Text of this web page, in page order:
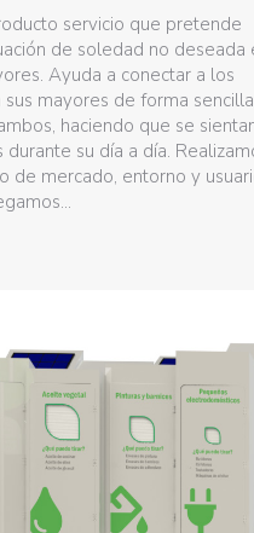
servicio que pretende
de soledad no deseada
Ayuda a conectar a los
mayores de forma
haciendo que se
durante su día a día.
de mercado, entorno y